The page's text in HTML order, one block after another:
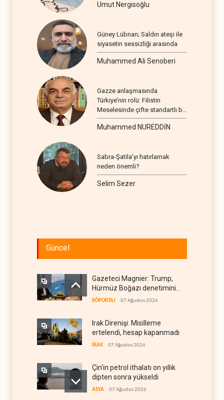
Umut Nergisoğlu
Güney Lübnan; Saldırı ateşi ile
siyasetin sessizliği arasında
Muhammed Ali Senoberi
Gazze anlaşmasında
Türkiye’nin rolü: Filistin
Meselesinde çifte standartlı bir
seyir
Muhammed NUREDDİN
Sabra-Şatila’yı hatırlamak
neden önemli?
Selim Sezer
Güncel
Gazeteci Magnier: Trump,
Hürmüz Boğazı denetimini
doğrudan İran ve Umman'a
RÖPORTAJ 07 Ağustos 2026
Irak Direnişi: Misilleme
ertelendi, hesap kapanmadı
IRAK 07 Ağustos 2026
Çin'in petrol ithalatı on yıllık
dipten sonra yükseldi
ASYA 07 Ağustos 2026